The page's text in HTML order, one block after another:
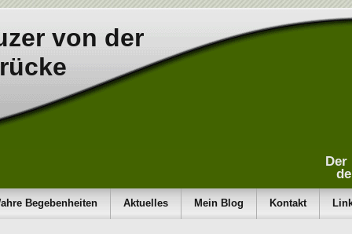
von der
Der
Begebenheiten Aktuelles Mein Blog Kontakt